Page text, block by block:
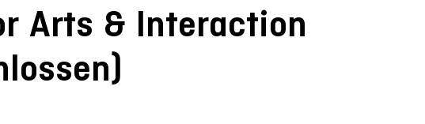
Arts & Interaction